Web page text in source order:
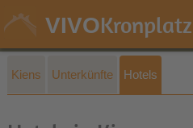
VIVOKronplatz
Kiens Unterkünfte Hotels